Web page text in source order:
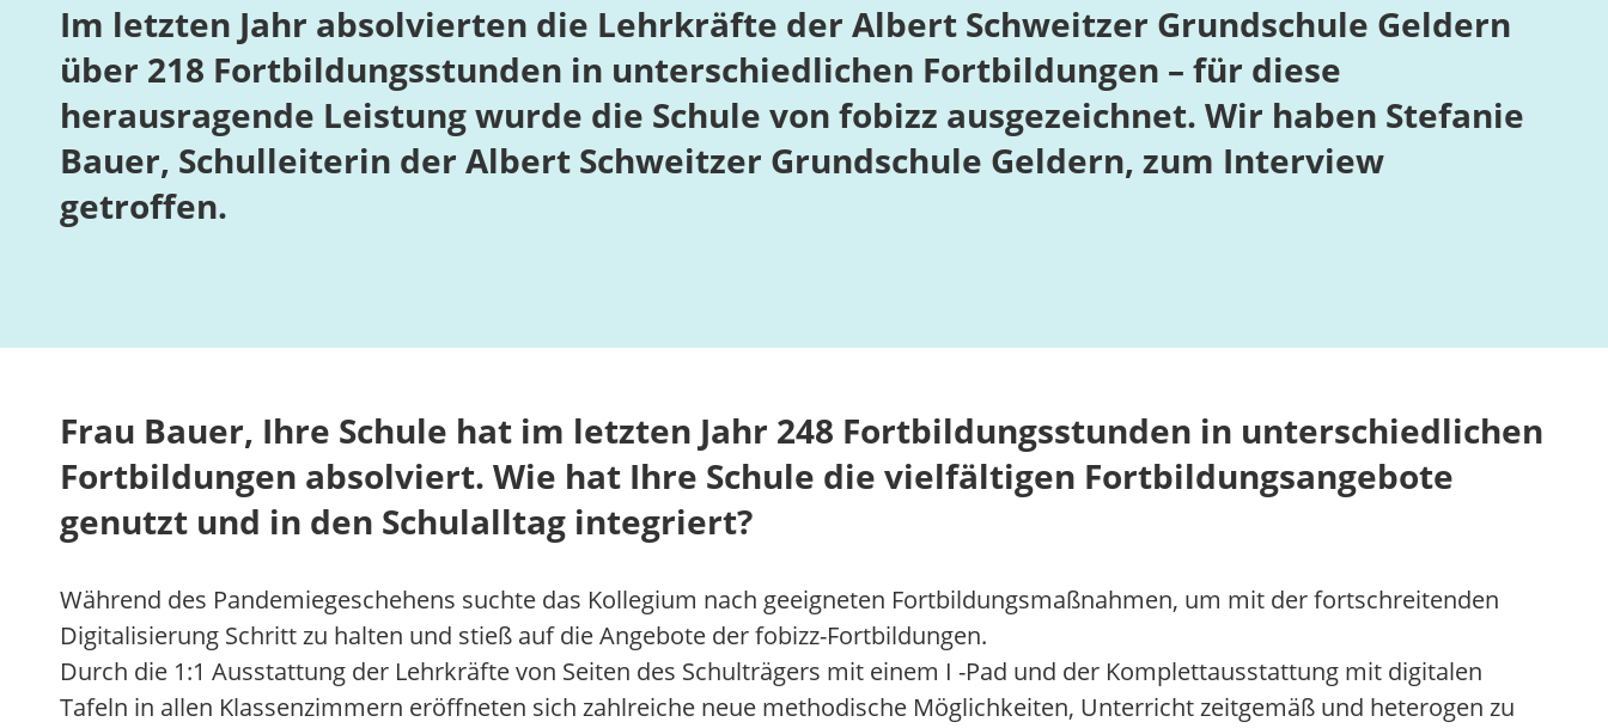
Im letzten Jahr absolvierten die Lehrkräfte der Albert Schweitzer Grundschule Geldern
über 218 Fortbildungsstunden in unterschiedlichen Fortbildungen – für diese
herausragende Leistung wurde die Schule von fobizz ausgezeichnet. Wir haben Stefanie
Bauer, Schulleiterin der Albert Schweitzer Grundschule Geldern, zum Interview
getroffen.
Frau Bauer, Ihre Schule hat im letzten Jahr 248 Fortbildungsstunden in unterschiedlichen
Fortbildungen absolviert. Wie hat Ihre Schule die vielfältigen Fortbildungsangebote
genutzt und in den Schulalltag integriert?
Während des Pandemiegeschehens suchte das Kollegium nach geeigneten Fortbildungsmaßnahmen, um mit der fortschreitenden
Digitalisierung Schritt zu halten und stieß auf die Angebote der fobizz-Fortbildungen.
Durch die 1:1 Ausstattung der Lehrkräfte von Seiten des Schulträgers mit einem I -Pad und der Komplettausstattung mit digitalen
Tafeln in allen Klassenzimmern eröffneten sich zahlreiche neue methodische Möglichkeiten, Unterricht zeitgemäß und heterogen zu